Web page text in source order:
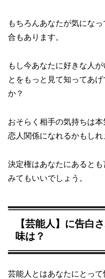
もちろんあなたが気にな
合もあります。
もし今あなたに好きな人
とをもっと見て知ってあ
か？
おそらく相手の気持ちは
恋人関係になれるかもしれ
決定権はあなたにあると
みてもいいでしょう。
【芸能人】に告白
味は？
芸能人とはあなたにとっ